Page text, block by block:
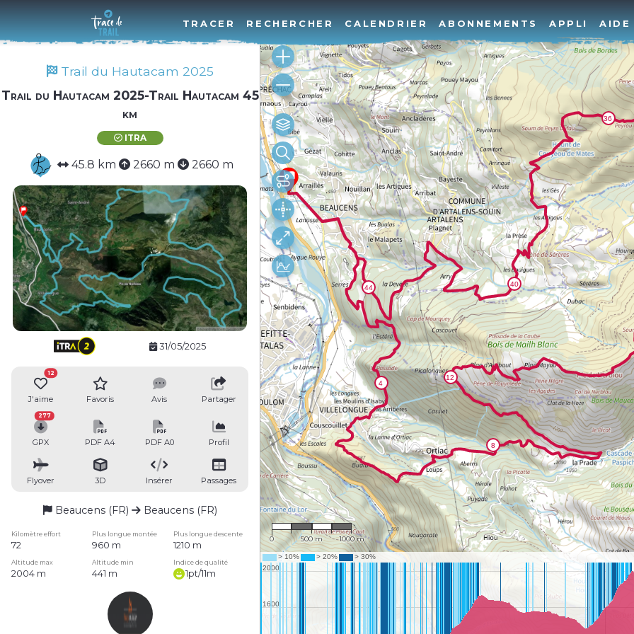
TRACER RECHERCHER CALENDRIER ABONNEMENTS APPLI AIDE
Trail du Hautacam 2025
Trail du Hautacam 2025-Trail Hautacam 45
km
ITRA
45.8 km 2660 m 2660 m
31/05/2025
J'aime
12
Favoris Avis Partager
GPX
277
PDF A4 PDF A0 Profil
Flyover 3D Insérer Passages
Beaucens (FR) Beaucens (FR)
Kilomètre effort Plus longue montée Plus longue descente
72 960 m 1210 m
Altitude max Altitude min Indice de qualité
2004 m 441 m 1pt/11m
1 : 31,641
0 500 m 1000 m